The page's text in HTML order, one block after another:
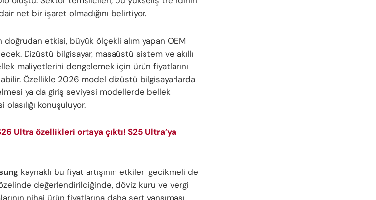
net bir işaret olmadığını belirtiyor.
doğrudan etkisi, büyük ölçekli alım yapan OEM
Dizüstü bilgisayar, masaüstü sistem ve akıllı
maliyetlerini dengelemek için ürün fiyatlarını
Özellikle 2026 model dizüstü bilgisayarlarda
ya da giriş seviyesi modellerde bellek
konuşuluyor.
Ultra özellikleri ortaya çıktı! S25 Ultra’ya
kaynaklı bu fiyat artışının etkileri gecikmeli de
değerlendirildiğinde, döviz kuru ve vergi
nihai ürün fiyatlarına daha sert yansıması